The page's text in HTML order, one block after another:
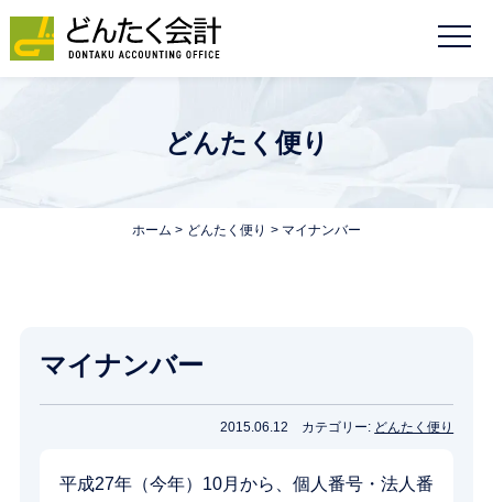
どんたく便り
ホーム どんたく便り マイナンバー
マイナンバー
2015.06.12 カテゴリー: どんたく便り
平成27年（今年）10月から、個人番号・法人番